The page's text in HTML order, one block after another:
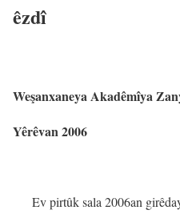
êzdî
Weşanxaneya Akadêmîya
Yêrêvan 2006
Ev pirtûk sala 2006an